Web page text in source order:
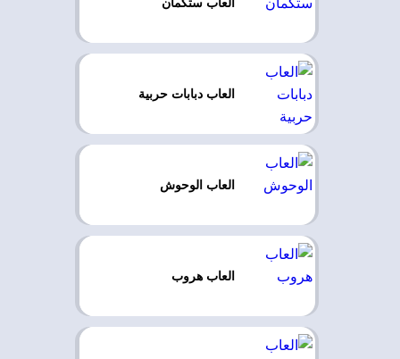
العاب دبابات حربية
العاب الوحوش
العاب هروب